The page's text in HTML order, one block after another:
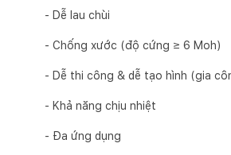
- Dễ lau chùi
- Chống xước (độ cứng ≥ 6 Moh)
- Dễ thi công & dễ tạo hình (gia
- Khả năng chịu nhiệt
- Đa ứng dụng